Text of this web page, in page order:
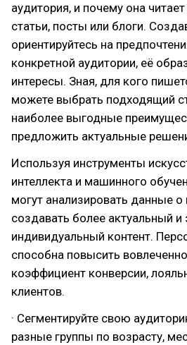
аудитория, и почему она
статьи, посты или блоги.
ориентируйтесь на
конкретной аудитории, её
интересы. Зная, для кого
можете выбрать подходящий
наиболее выгодные
предложить актуальные
Используя инструменты
интеллекта и машинного
могут анализировать данные о
создавать более актуальный
индивидуальный контент.
способна повысить
коэффициент конверсии,
клиентов.
· Сегментируйте свою
разные группы по возрасту,